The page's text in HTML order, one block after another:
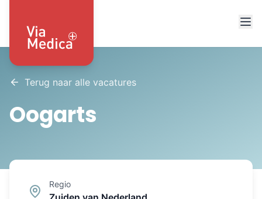
Terug naar alle vacatures
Oogarts
Regio